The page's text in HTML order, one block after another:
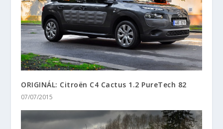
ORIGINÁL: Citroën C4 Cactus 1.2 PureTech 82
07/07/2015